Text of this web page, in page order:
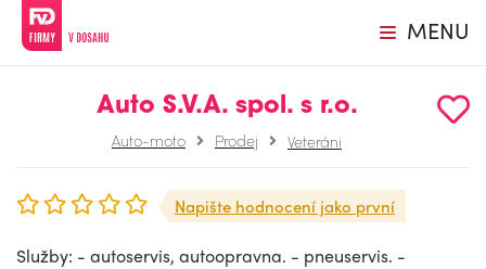
MENU
Auto S.V.A. spol. s r.o.
Auto-moto Prodej Veteráni
Napište hodnocení jako první
Služby: - autoservis, autoopravna. - pneuservis. -